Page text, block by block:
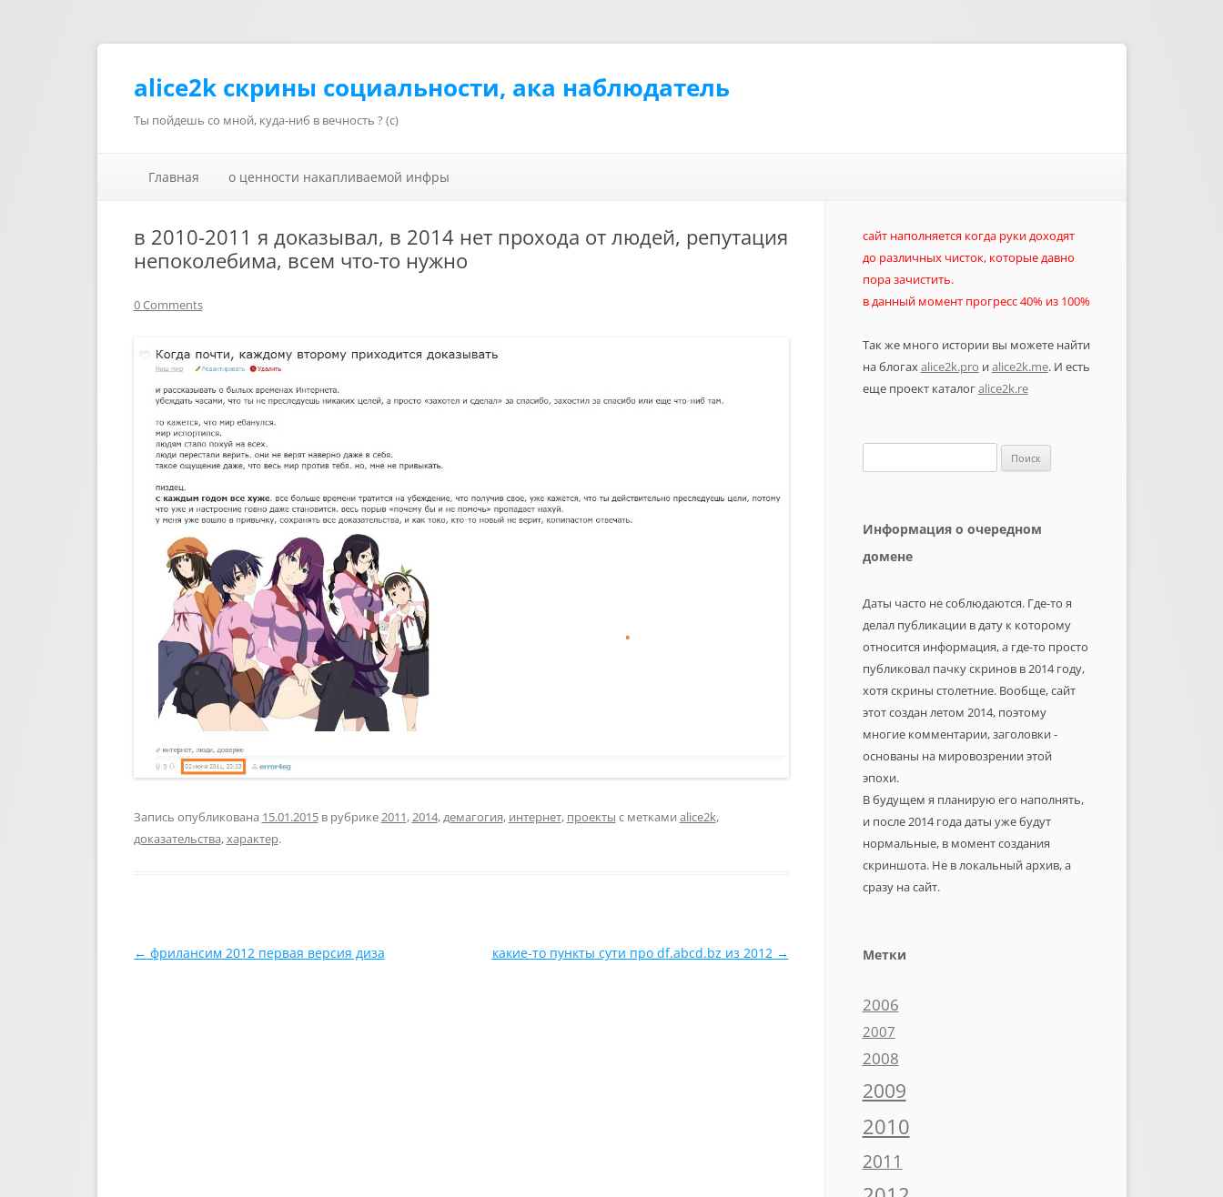
alice2k скрины социальности, ака наблюдатель
Ты пойдешь со мной, куда-ниб в вечность ? (с)
Главная
о ценности накапливаемой инфры
в 2010-2011 я доказывал, в 2014 нет прохода от людей, репутация
непоколебима, всем что-то нужно
0 Comments
Запись опубликована 15.01.2015в рубрике2011,2014,демагогия, интернет, проекты с метками alice2k,
доказательства,характер.
Навигация по записям
← фрилансим 2012 первая версия диза какие-то пункты сути про df.abcd.bz из 2012 →
сайт наполняется когда руки доходят
до различных чисток, которые давно
пора зачистить.
в данный момент прогресс 40% из 100%
Так же много истории вы можете найти
на блогахalice2k.pro иalice2k.me. И есть
еще проект каталогalice2k.re
Информация о очередном
домене
Даты часто не соблюдаются. Где-то я
делал публикации в дату к которому
относится информация, а где-то просто
публиковал пачку скринов в 2014 году,
хотя скрины столетние. Вообще, сайт
этот создан летом 2014, поэтому
многие комментарии, заголовки -
основаны на мировозрении этой
эпохи.
В будущем я планирую его наполнять,
и после 2014 года даты уже будут
нормальные, в момент создания
скриншота. Не в локальный архив, а
сразу на сайт.
Метки
2006
2007
2008
2009
2010
2011